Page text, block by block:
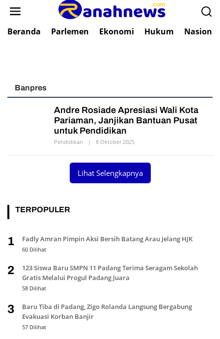
Beranda Parlemen Ekonomi Hukum Nasional
Banpres
Andre Rosiade Apresiasi Wali Kota
Pariaman, Janjikan Bantuan Pusat
untuk Pendidikan
Pendidikan | 8 Oktober 2025
E
H
R
N
Lihat Selengkapnya
TERPOPULER
1 Fadly Amran Pimpin Aksi Bersih Batang Arau Jelang HJK
60 Dilihat
2
123 Siswa Baru SMPN 11 Padang Terima Seragam Sekolah
Gratis Melalui Progul Padang Juara
58 Dilihat
3
Baru Tiba di Padang, Zigo Rolanda Langsung Bergabung
Evakuasi Korban Banjir
57 Dilihat